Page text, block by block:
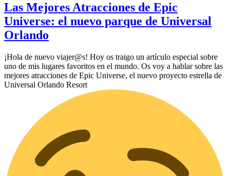
Las Mejores Atracciones de Epic
Universe: el nuevo parque de Universal
Orlando
¡Hola de nuevo viajer@s! Hoy os traigo un artículo especial sobre
uno de mis lugares favoritos en el mundo. Os voy a hablar sobre las
mejores atracciones de Epic Universe, el nuevo proyecto estrella de
Universal Orlando Resort